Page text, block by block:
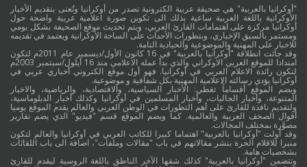
"أوكرانيا بالعربية" هي صحيفة عربية الكترونية تصدر من أوكرانيا وتُعنى بتقديم الأخبار
الأوكرانية باللغة العربية ساعية بذلك الى تكوين صورة اعلامية عربية واضحة حول
أوكرانيا مركزة على اهتمامات القارئ العربي، ويتم تحديث موقع الصحيفة بشكل يومي
ومستمر بالسبق الإخباري، وبتطورات الأحداث على الساحة الأوكرانية ويعتمد في تقديمه
للاخبار على المهنية والموضوعية والحيادية التامة.
وقد جائت انطلاقة "أوكرانيا بالعربية" في 16 كانون الأول/ديسمبر عام 2011م لتكون
امتدادا للموقع العربي الاوكراني والذي بدأ عمله الاعلامي منذ 16 أيلول/سبتمبر 2003م
لتكون رائدة الاعلام العربي في أوكرانيا. فهو أول موقع الكتروني أخباري عربي في
أوكرانيا يؤدي رسالته الاعلامية المهنية بكل شفافية و موضوعية.
ويضم الموقع أقساماً تغطي: الأخبار السياسية، والاقتصادية، والرياضية، والاخبار
المتنوعة، وأخبار الجاليات، وأخبار المسلمين في أوكرانيا وكذلك أخبار الدبلوماسية،
ولتقديم نافذة للقارئ على أهم التطورات في الوطن العربي والعالم يقدم الموقع يوميا
أقوال الصحف العربية والعالمية. كما ويضم الموقع قسم "فيديو" الذي يضم تقارير
مصوَّرة بمختلف المجالات.
وقد أولت "أوكرانيا بالعربية" اهتماما كبيرا للكاتب العربي في أوكرانيا والعالم لتكون
منبرا للاقلام الحرة بنشر مقالاتهم في باب "مقالات وملفات"، اضافة الى باب اللقائات
بشخصيات هامة.
وتتضمن "أوكرانيا بالعربية" كذلك شقها الآخر الناطق باللغة الروسية ليقدم للقارئ